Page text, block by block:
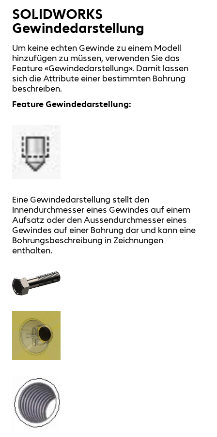
SOLIDWORKS
Gewindedarstellung
Um keine echten Gewinde zu einem Modell
hinzufügen zu müssen, verwenden Sie das
Feature «Gewindedarstellung». Damit lassen
sich die Attribute einer bestimmten Bohrung
beschreiben.
Feature Gewindedarstellung:
Eine Gewindedarstellung stellt den
Innendurchmesser eines Gewindes auf einem
Aufsatz oder den Aussendurchmesser eines
Gewindes auf einer Bohrung dar und kann eine
Bohrungsbeschreibung in Zeichnungen
enthalten.